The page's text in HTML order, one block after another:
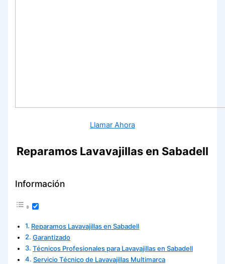
Llamar Ahora
Reparamos Lavavajillas en Sabadell
Información
Reparamos Lavavajillas en Sabadell
Garantizado
Técnicos Profesionales para Lavavajillas en Sabadell
Servicio Técnico de Lavavajillas Multimarca